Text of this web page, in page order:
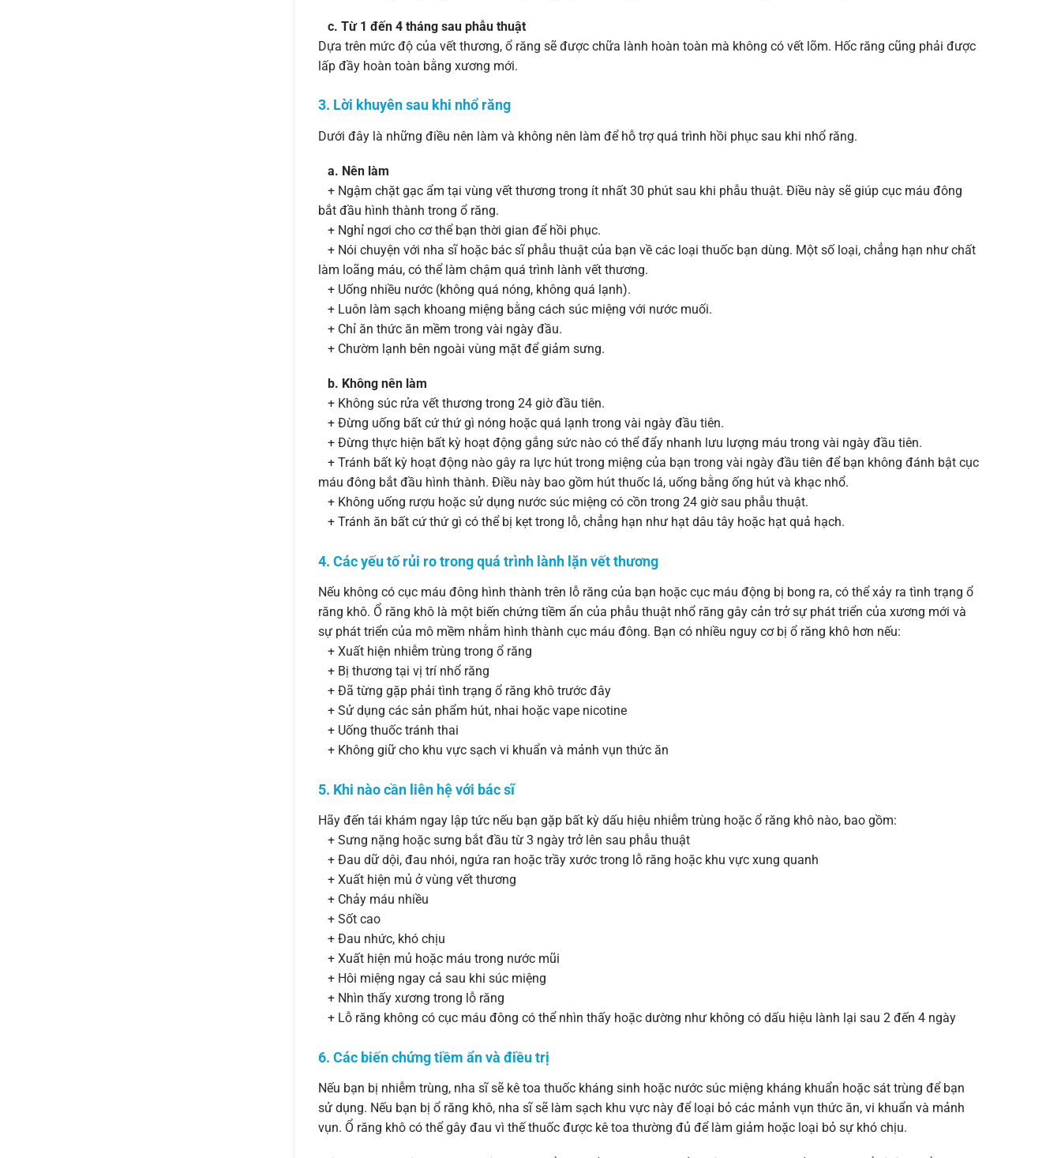
c. Từ 1 đến 4 tháng sau phẫu thuật
Dựa trên mức độ của vết thương, ổ răng sẽ được chữa lành hoàn toàn mà không có vết lõm. Hốc răng cũng phải được
lấp đầy hoàn toàn bằng xương mới.
3. Lời khuyên sau khi nhổ răng
Dưới đây là những điều nên làm và không nên làm để hỗ trợ quá trình hồi phục sau khi nhổ răng.
a. Nên làm
+ Ngậm chặt gạc ẩm tại vùng vết thương trong ít nhất 30 phút sau khi phẫu thuật. Điều này sẽ giúp cục máu đông
bắt đầu hình thành trong ổ răng.
+ Nghỉ ngơi cho cơ thể bạn thời gian để hồi phục.
+ Nói chuyện với nha sĩ hoặc bác sĩ phẫu thuật của bạn về các loại thuốc bạn dùng. Một số loại, chẳng hạn như chất
làm loãng máu, có thể làm chậm quá trình lành vết thương.
+ Uống nhiều nước (không quá nóng, không quá lạnh).
+ Luôn làm sạch khoang miệng bằng cách súc miệng với nước muối.
+ Chỉ ăn thức ăn mềm trong vài ngày đầu.
+ Chườm lạnh bên ngoài vùng mặt để giảm sưng.
b. Không nên làm
+ Không súc rửa vết thương trong 24 giờ đầu tiên.
+ Đừng uống bất cứ thứ gì nóng hoặc quá lạnh trong vài ngày đầu tiên.
+ Đừng thực hiện bất kỳ hoạt động gắng sức nào có thể đẩy nhanh lưu lượng máu trong vài ngày đầu tiên.
+ Tránh bất kỳ hoạt động nào gây ra lực hút trong miệng của bạn trong vài ngày đầu tiên để bạn không đánh bật cục
máu đông bắt đầu hình thành. Điều này bao gồm hút thuốc lá, uống bằng ống hút và khạc nhổ.
+ Không uống rượu hoặc sử dụng nước súc miệng có cồn trong 24 giờ sau phẫu thuật.
+ Tránh ăn bất cứ thứ gì có thể bị kẹt trong lỗ, chẳng hạn như hạt dâu tây hoặc hạt quả hạch.
4. Các yếu tố rủi ro trong quá trình lành lặn vết thương
Nếu không có cục máu đông hình thành trên lỗ răng của bạn hoặc cục máu động bị bong ra, có thể xảy ra tình trạng ổ
răng khô. Ổ răng khô là một biến chứng tiềm ẩn của phẫu thuật nhổ răng gây cản trở sự phát triển của xương mới và
sự phát triển của mô mềm nhằm hình thành cục máu đông. Bạn có nhiều nguy cơ bị ổ răng khô hơn nếu:
+ Xuất hiện nhiễm trùng trong ổ răng
+ Bị thương tại vị trí nhổ răng
+ Đã từng gặp phải tình trạng ổ răng khô trước đây
+ Sử dụng các sản phẩm hút, nhai hoặc vape nicotine
+ Uống thuốc tránh thai
+ Không giữ cho khu vực sạch vi khuẩn và mảnh vụn thức ăn
5. Khi nào cần liên hệ với bác sĩ
Hãy đến tái khám ngay lập tức nếu bạn gặp bất kỳ dấu hiệu nhiễm trùng hoặc ổ răng khô nào, bao gồm:
+ Sưng nặng hoặc sưng bắt đầu từ 3 ngày trở lên sau phẫu thuật
+ Đau dữ dội, đau nhói, ngứa ran hoặc trầy xước trong lỗ răng hoặc khu vực xung quanh
+ Xuất hiện mủ ở vùng vết thương
+ Chảy máu nhiều
+ Sốt cao
+ Đau nhức, khó chịu
+ Xuất hiện mủ hoặc máu trong nước mũi
+ Hôi miệng ngay cả sau khi súc miệng
+ Nhìn thấy xương trong lỗ răng
+ Lỗ răng không có cục máu đông có thể nhìn thấy hoặc dường như không có dấu hiệu lành lại sau 2 đến 4 ngày
6. Các biến chứng tiềm ẩn và điều trị
Nếu bạn bị nhiễm trùng, nha sĩ sẽ kê toa thuốc kháng sinh hoặc nước súc miệng kháng khuẩn hoặc sát trùng để bạn
sử dụng. Nếu bạn bị ổ răng khô, nha sĩ sẽ làm sạch khu vực này để loại bỏ các mảnh vụn thức ăn, vi khuẩn và mảnh
vụn. Ổ răng khô có thể gây đau vì thế thuốc được kê toa thường đủ để làm giảm hoặc loại bỏ sự khó chịu.